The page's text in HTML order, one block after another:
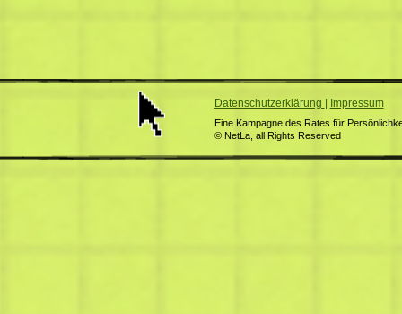
Datenschutzerklärung | Impressum
Eine Kampagne des Rates für
© NetLa, all Rights Reserved